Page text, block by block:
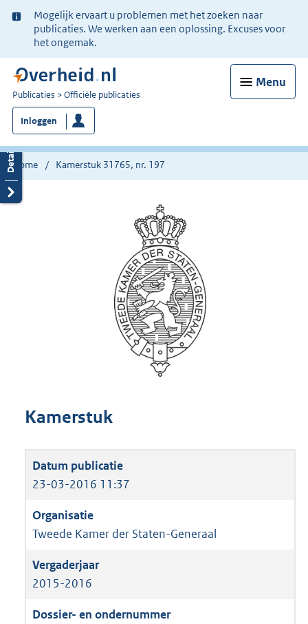
Ter
informatie:
Mogelijk ervaart u problemen met het zoeken naar
publicaties. We werken aan een oplossing. Excuses voor
het ongemak.
Menu
U
bent
nu
hier:
Publicaties Officiële publicaties
Inloggen
Home Kamerstuk 31765, nr. 197
Kamerstuk
23-03-2016 11:37
Tweede Kamer der Staten-Generaal
2015-2016